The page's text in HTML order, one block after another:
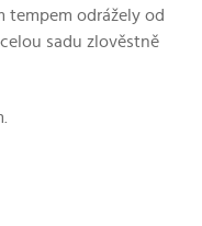
tempem odrážely od
sadu zlověstně